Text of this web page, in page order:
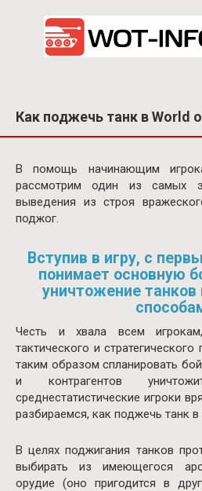
контенту
Как поджечь танк в World
В помощь начинающим
рассмотрим один из самых
выведения из строя
поджог.
Вступив в игру, с
понимает основную
уничтожение
Честь и хвала всем
тактического и
таким образом спланировать
и контрагентов
среднестатистические игроки
разбираемся, как поджечь танк
В целях поджигания танков
выбирать из имеющегося
орудие (оно пригодится в